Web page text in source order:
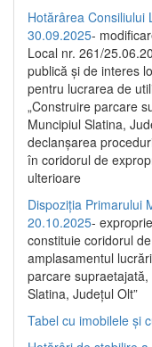
Hotărârea Consiliului
30.09.2025-
Local nr. 261/
publică şi de interes
pentru lucrarea de
„Construire parcare
Muncipiul Slatina,
declanşarea
în coridorul de
ulterioare
Dispoziția Primarului
20.10.2025-
constituie coridorul
amplasamentul
parcare
Slatina, Județul Olt”
Tabel cu imobilele și